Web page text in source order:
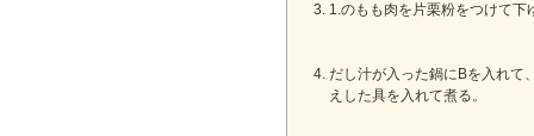
1.のもも肉を片栗粉をつけて下
だし汁が入った鍋にBを入れて
えした具を入れて煮る。